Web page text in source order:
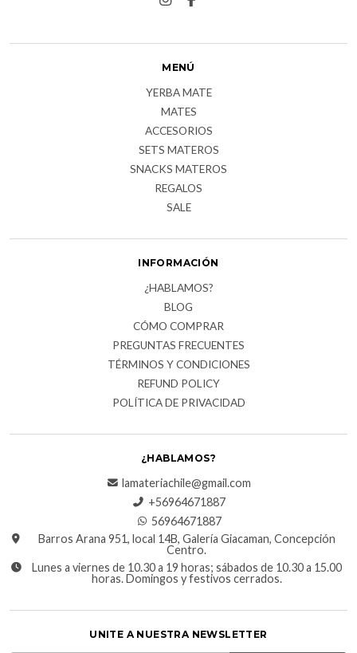
MENÚ
YERBA MATE
MATES
ACCESORIOS
SETS MATEROS
SNACKS MATEROS
REGALOS
SALE
INFORMACIÓN
¿HABLAMOS?
BLOG
CÓMO COMPRAR
PREGUNTAS FRECUENTES
TÉRMINOS Y CONDICIONES
REFUND POLICY
POLÍTICA DE PRIVACIDAD
¿HABLAMOS?
lamateriachile@gmail.com
+56964671887
56964671887
Barros Arana 951, local 14B, Galería Giacaman, Concepción
Centro.
Lunes a viernes de 10.30 a 19 horas; sábados de 10.30 a 15.00
horas. Domingos y festivos cerrados.
UNITE A NUESTRA NEWSLETTER